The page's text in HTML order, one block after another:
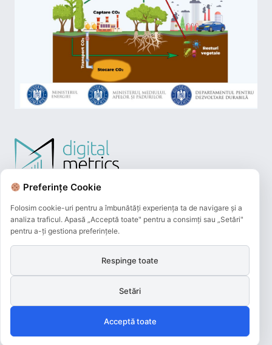
Plățile online efectuate pe acest site
sunt procesate de către Netopia Payments
și beneficiază de 3D-Secure.
Preferințe Cookie
Folosim cookie-uri pentru a îmbunătăți experiența ta de navigare și a
analiza traficul. Apasă „Acceptă toate" pentru a consimți sau „Setări"
pentru a-ți gestiona preferințele.
Respinge toate
Setări
Acceptă toate